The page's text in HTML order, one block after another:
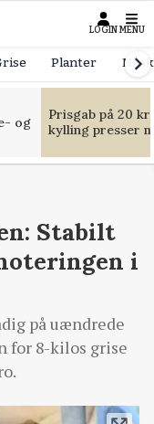
LOGIN MENU
Planter
og
Prisgab på 20
kylling presser
Stabilt
i
på uændrede
for 8-kilos grise